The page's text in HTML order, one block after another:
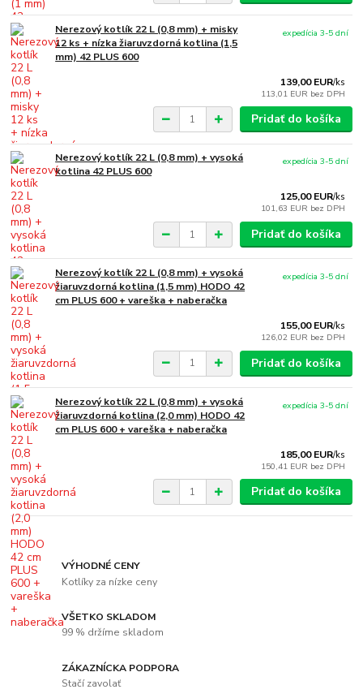
Nerezový kotlík 22 L (0,8 mm) + misky
12 ks + nízka žiaruvzdorná kotlina (1,5
mm) 42 PLUS 600
139,00 EUR/ks
113,01 EUR bez DPH
expedícia 3-5 dní
Pridať do košíka
Nerezový kotlík 22 L (0,8 mm) + vysoká
kotlina 42 PLUS 600
125,00 EUR/ks
101,63 EUR bez DPH
expedícia 3-5 dní
Pridať do košíka
Nerezový kotlík 22 L (0,8 mm) + vysoká
žiaruvzdorná kotlina (1,5 mm) HODO 42
cm PLUS 600 + vareška + naberačka
155,00 EUR/ks
126,02 EUR bez DPH
expedícia 3-5 dní
Pridať do košíka
Nerezový kotlík 22 L (0,8 mm) + vysoká
žiaruvzdorná kotlina (2,0 mm) HODO 42
cm PLUS 600 + vareška + naberačka
185,00 EUR/ks
150,41 EUR bez DPH
expedícia 3-5 dní
Pridať do košíka
VÝHODNÉ CENY
Kotlíky za nízke ceny
VŠETKO SKLADOM
99 % držíme skladom
ZÁKAZNÍCKA PODPORA
Stačí zavolať